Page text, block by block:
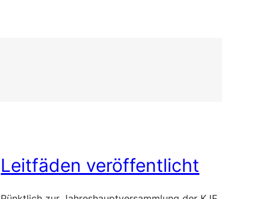
Leitfäden veröffentlicht